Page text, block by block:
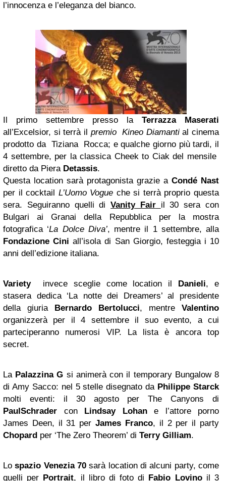
l’innocenza e l’eleganza del bianco.
Il primo settembre presso la Terrazza Maserati
all’Excelsior, si terrà il premio Kineo Diamantial cinema
prodotto da Tiziana Rocca; e qualche giorno più tardi, il
4 settembre, per la classica Cheek to Ciak del mensile
diretto da Piera Detassis.
Questa location sarà protagonista grazie a Condé Nast
per il cocktail L’Uomo Vogue che si terrà proprio questa
sera. Seguiranno quelli diVanity Fair il 30 sera con
Bulgari ai Granai della Repubblica per la mostra
fotografica ‘La Dolce Diva’, mentre il 1 settembre, alla
Fondazione Cini all’isola di San Giorgio, festeggia i 10
anni dell’edizione italiana.
Variety invece sceglie come location il Danieli, e
stasera dedica ‘La notte dei Dreamers’ al presidente
della giuria Bernardo Bertolucci, mentre Valentino
organizzerà per il 4 settembre il suo evento, a cui
parteciperanno numerosi VIP. La lista è ancora top
secret.
La Palazzina G si animerà con il temporary Bungalow 8
di Amy Sacco: nel 5 stelle disegnato da Philippe Starck
molti eventi: il 30 agosto per The Canyons di
PaulSchrader con Lindsay Lohane l’attore porno
James Deen, il 31 perJames Franco, il 2 per il party
Chopard per ‘The Zero Theorem’ di Terry Gilliam.
Lospazio Venezia70 sarà location di alcuni party, come
quelli per Portrait, il libro di foto di Fabio Lovinoil 3